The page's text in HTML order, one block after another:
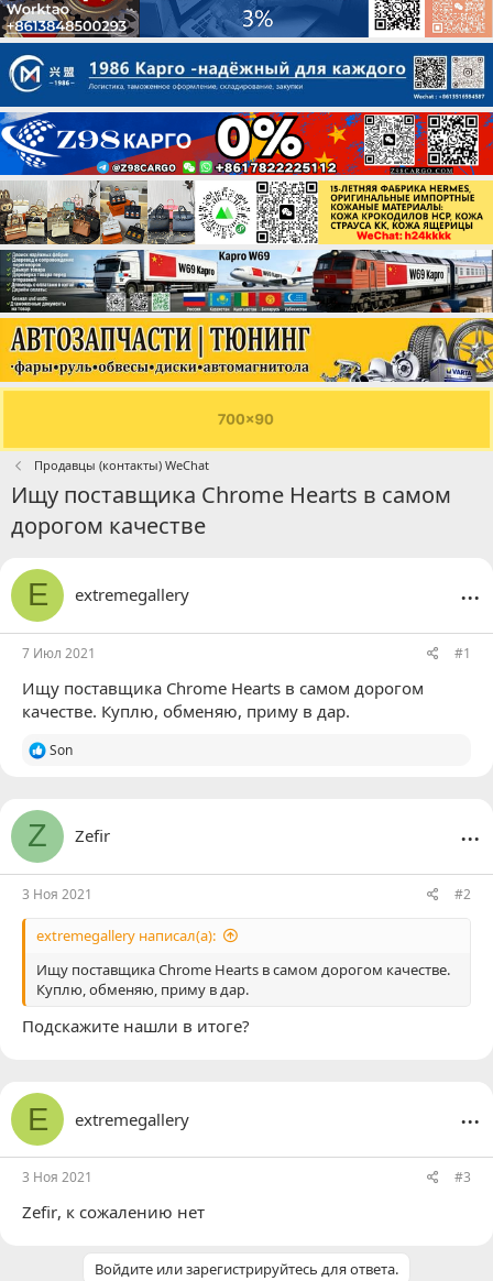
Продавцы (контакты) WeChat
Ищу поставщика Chrome Hearts в самом
дорогом качестве
E extremegallery ...
7 Июл 2021 #1
Ищу поставщика Chrome Hearts в самом дорогом
качестве. Куплю, обменяю, приму в дар.
Р
ц
и
:
Son
Z Zefir ...
3 Ноя 2021 #2
extremegallery написал(а):
Ищу поставщика Chrome Hearts в самом дорогом качестве.
Куплю, обменяю, приму в дар.
Подскажите нашли в итоге?
E extremegallery ...
3 Ноя 2021 #3
Zefir, к сожалению нет
Войдите или зарегистрируйтесь для ответа.